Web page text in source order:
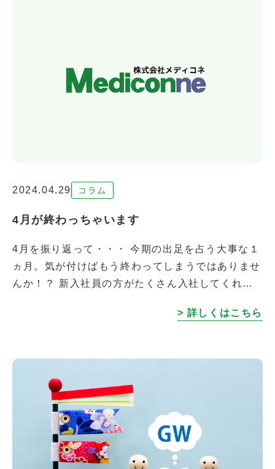
2024.04.29 コラム
4月が終わっちゃいます
4月を振り返って・・・ 今期の出足を占う大事な１
ヵ月。気が付けばもう終わってしまうではありませ
んか！？ 新入社員の方がたくさん入社してくれま
フールに気が付かず1日が終わり・・ […]> 詳しくはこちら